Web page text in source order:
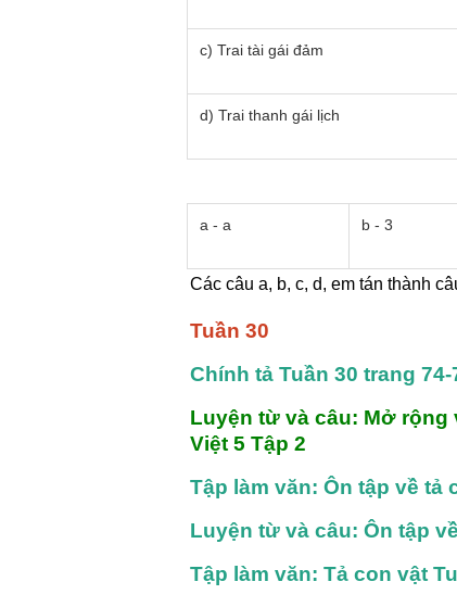
c) Trai tài gái đảm
d) Trai thanh gái lịch
a - a b - 3
Các câu a, b, c, d, em tán thành
Tuần 30
Chính tả Tuần 30 trang
Luyện từ và câu: Mở rộng
Việt 5 Tập 2
Tập làm văn: Ôn tập về tả
Luyện từ và câu: Ôn tập
Tập làm văn: Tả con vật